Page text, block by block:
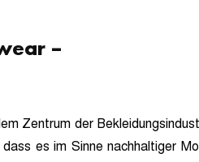
–
Zentrum der
es im Sinne nachhaltiger